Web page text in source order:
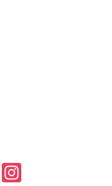
Messenger